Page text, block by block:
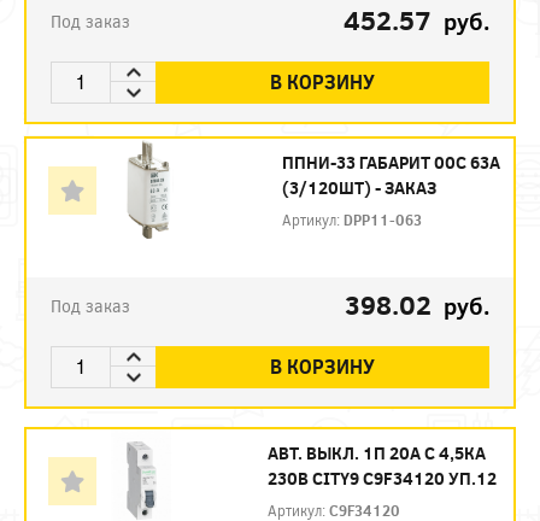
Под заказ 452.57 руб.
В КОРЗИНУ
ППНИ-33 ГАБАРИТ 00С 63А
(3/120ШТ) - ЗАКАЗ
Артикул:DPP11-063
Под заказ 398.02 руб.
В КОРЗИНУ
АВТ. ВЫКЛ. 1П 20А С 4,5КА
230В CITY9 C9F34120 УП.12
Артикул:C9F34120